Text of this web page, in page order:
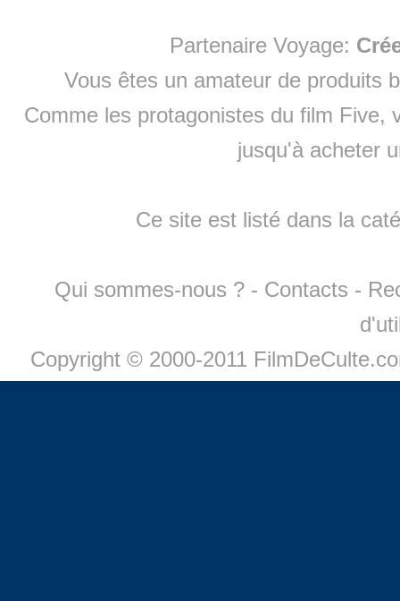
Partenaire Voyage:
Vous êtes un amateur de produits
Comme les protagonistes du film Five,
jusqu'à acheter
Ce site est listé dans la
Qui sommes-nous ? - Contacts -
Copyright © 2000-2011